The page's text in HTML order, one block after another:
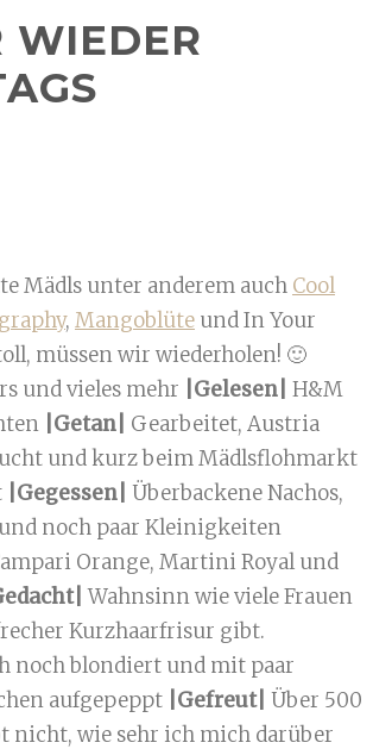
WIEDER
Mädls unter anderem auch Cool
, Mangoblüte und In Your
müssen wir wiederholen! 🙂
und vieles mehr |Gelesen| H&M
|Getan| Gearbeitet, Austria
und kurz beim Mädlsflohmarkt
|Gegessen| Überbackene Nachos,
noch paar Kleinigkeiten
Orange, Martini Royal und
Wahnsinn wie viele Frauen
Kurzhaarfrisur gibt.
noch blondiert und mit paar
aufgepeppt |Gefreut| Über 500
nicht, wie sehr ich mich darüber